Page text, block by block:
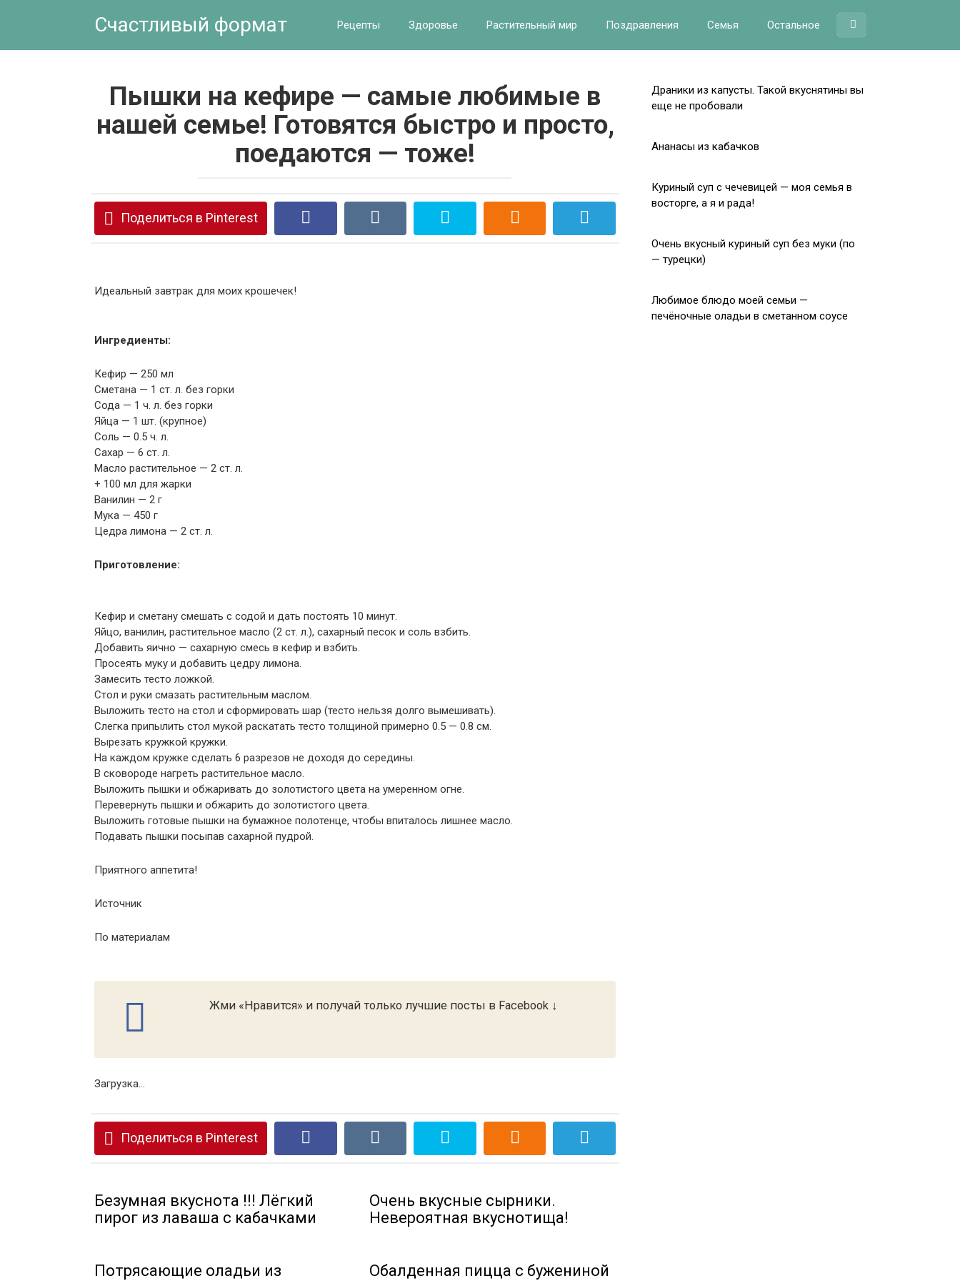
Счастливый формат Рецепты Здоровье Растительный мир Поздравления Семья Остальное
Пышки на кефире — самые любимые в
нашей семье! Готовятся быстро и просто,
поедаются — тоже!
Поделиться в Pinterest
Идеальный завтрак для моих крошечек!
Ингредиенты:
Кефир — 250 мл
Сметана — 1 ст. л. без горки
Сода — 1 ч. л. без горки
Яйца — 1 шт. (крупное)
Соль — 0.5 ч. л.
Сахар — 6 ст. л.
Масло растительное — 2 ст. л.
+ 100 мл для жарки
Ванилин — 2 г
Мука — 450 г
Цедра лимона — 2 ст. л.
Приготовление:
Кефир и сметану смешать с содой и дать постоять 10 минут.
Яйцо, ванилин, растительное масло (2 ст. л.), сахарный песок и соль взбить.
Добавить яично — сахарную смесь в кефир и взбить.
Просеять муку и добавить цедру лимона.
Замесить тесто ложкой.
Стол и руки смазать растительным маслом.
Выложить тесто на стол и сформировать шар (тесто нельзя долго вымешивать).
Слегка припылить стол мукой раскатать тесто толщиной примерно 0.5 — 0.8 см.
Вырезать кружкой кружки.
На каждом кружке сделать 6 разрезов не доходя до середины.
В сковороде нагреть растительное масло.
Выложить пышки и обжаривать до золотистого цвета на умеренном огне.
Перевернуть пышки и обжарить до золотистого цвета.
Выложить готовые пышки на бумажное полотенце, чтобы впиталось лишнее масло.
Подавать пышки посыпав сахарной пудрой.
Приятного аппетита!
Источник
По материалам
Жми «Нравится» и получай только лучшие посты в Facebook ↓
Загрузка...
Поделиться в Pinterest
Безумная вкуснота !!! Лёгкий
пирог из лаваша с кабачками
Очень вкусные сырники.
Невероятная вкуснотища!
Потрясающие оладьи из
Обалденная пицца с бужениной
Драники из капусты. Такой вкуснятины вы
еще не пробовали
Ананасы из кабачков
Куриный суп с чечевицей — моя семья в
восторге, а я и рада!
Очень вкусный куриный суп без муки (по
— турецки)
Любимое блюдо моей семьи —
печёночные оладьи в сметанном соусе